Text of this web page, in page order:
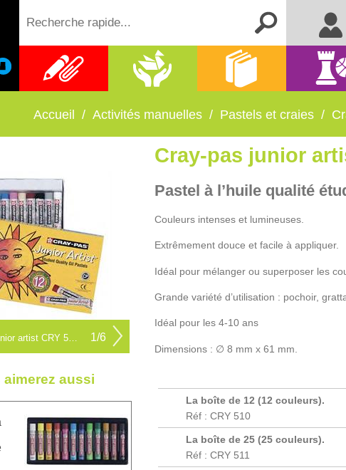
Me
Fournitures
scolaires
Activités
manuelles
Jeux
Accueil / Activités manuelles / Pastels et craies /
Cray-pas junior
Cray-pas junior artist CRY 510 1/6
Pastel à l’huile qualité
Couleurs intenses et lumineuses.
Extrêmement douce et facile à appliquer.
Idéal pour mélanger ou superposer les
Grande variété d’utilisation : pochoir,
Idéal pour les 4-10 ans
Dimensions : ∅ 8 mm x 61 mm.
La boîte de 12 (12 couleurs).
Réf : CRY 510
La boîte de 25 (25 couleurs).
Réf : CRY 511
aimerez aussi